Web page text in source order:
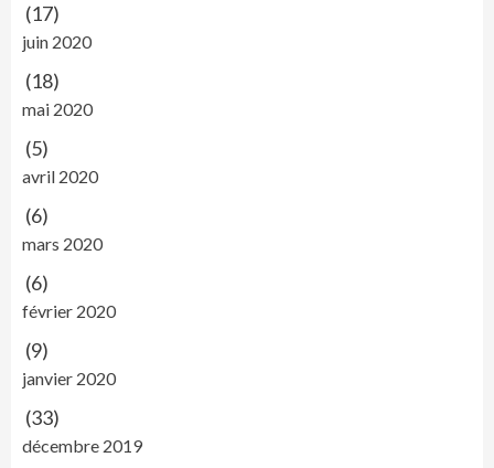
(17)
juin 2020
(18)
mai 2020
(5)
avril 2020
(6)
mars 2020
(6)
février 2020
(9)
janvier 2020
(33)
décembre 2019